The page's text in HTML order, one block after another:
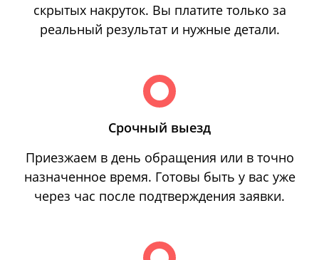
скрытых накруток. Вы платите только за
реальный результат и нужные детали.
Срочный выезд
Приезжаем в день обращения или в точно
назначенное время. Готовы быть у вас уже
через час после подтверждения заявки.